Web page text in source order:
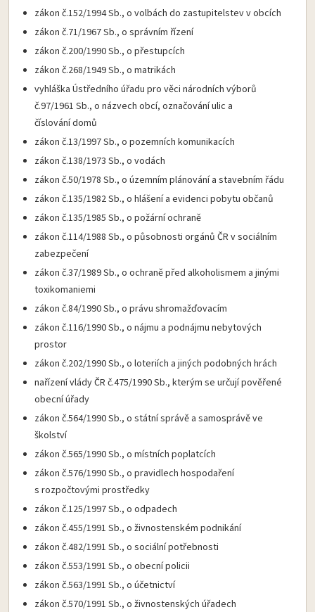
zákon č.152/1994 Sb., o volbách do zastupitelstev v obcích
zákon č.71/1967 Sb., o správním řízení
zákon č.200/1990 Sb., o přestupcích
zákon č.268/1949 Sb., o matrikách
vyhláška Ústředního úřadu pro věci národních výborů
č.97/1961 Sb., o názvech obcí, označování ulic a
číslování domů
zákon č.13/1997 Sb., o pozemních komunikacích
zákon č.138/1973 Sb., o vodách
zákon č.50/1978 Sb., o územním plánování a stavebním řádu
zákon č.135/1982 Sb., o hlášení a evidenci pobytu občanů
zákon č.135/1985 Sb., o požární ochraně
zákon č.114/1988 Sb., o působnosti orgánů ČR v sociálním
zabezpečení
zákon č.37/1989 Sb., o ochraně před alkoholismem a jinými
toxikomaniemi
zákon č.84/1990 Sb., o právu shromažďovacím
zákon č.116/1990 Sb., o nájmu a podnájmu nebytových
prostor
zákon č.202/1990 Sb., o loteriích a jiných podobných hrách
nařízení vlády ČR č.475/1990 Sb., kterým se určují pověřené
obecní úřady
zákon č.564/1990 Sb., o státní správě a samosprávě ve
školství
zákon č.565/1990 Sb., o místních poplatcích
zákon č.576/1990 Sb., o pravidlech hospodaření
s rozpočtovými prostředky
zákon č.125/1997 Sb., o odpadech
zákon č.455/1991 Sb., o živnostenském podnikání
zákon č.482/1991 Sb., o sociální potřebnosti
zákon č.553/1991 Sb., o obecní policii
zákon č.563/1991 Sb., o účetnictví
zákon č.570/1991 Sb., o živnostenských úřadech